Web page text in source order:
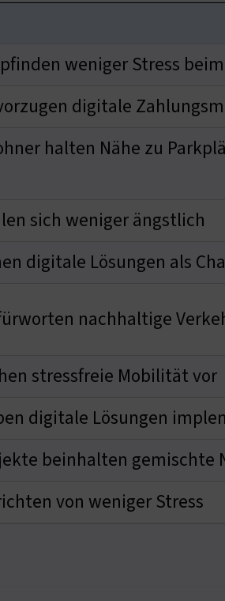
weniger Stress
digitale
halten Nähe zu
sich weniger ängstlich
digitale Lösungen als
nachhaltige
stressfreie Mobilität vor
digitale Lösungen
beinhalten gemischte
von weniger Stress